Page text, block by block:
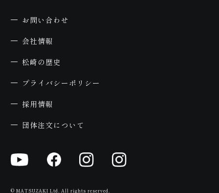
約
お問い合わせ
会社情報
松崎の歴史
プライバシーポリシー
採用情報
団体注文について
© MATSUZAKI Ltd. All rights reserved.